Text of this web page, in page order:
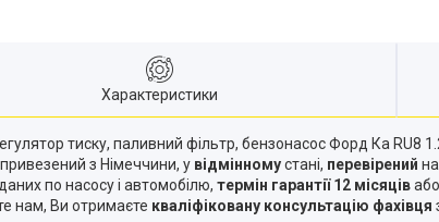
Характеристики
тиску, паливний фільтр, бензонасос Форд Ка RU8
з Німеччини, у відмінномустані, перевірений
по насосу і автомобілю, термін гарантії 12 місяців
нам, Ви отримаєте кваліфіковану консультацію фахівця